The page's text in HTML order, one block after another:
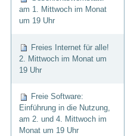
am 1. Mittwoch im Monat
um 19 Uhr
Freies Internet für alle!
2. Mittwoch im Monat um
19 Uhr
Freie Software:
Einführung in die Nutzung,
am 2. und 4. Mittwoch im
Monat um 19 Uhr